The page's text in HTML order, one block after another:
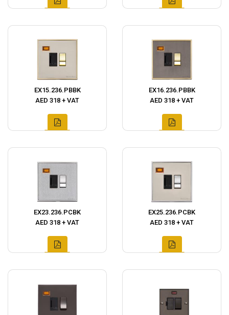
EX15.236.PBBK
AED 318 + VAT
EX16.236.PBBK
AED 318 + VAT
EX23.236.PCBK
AED 318 + VAT
EX25.236.PCBK
AED 318 + VAT